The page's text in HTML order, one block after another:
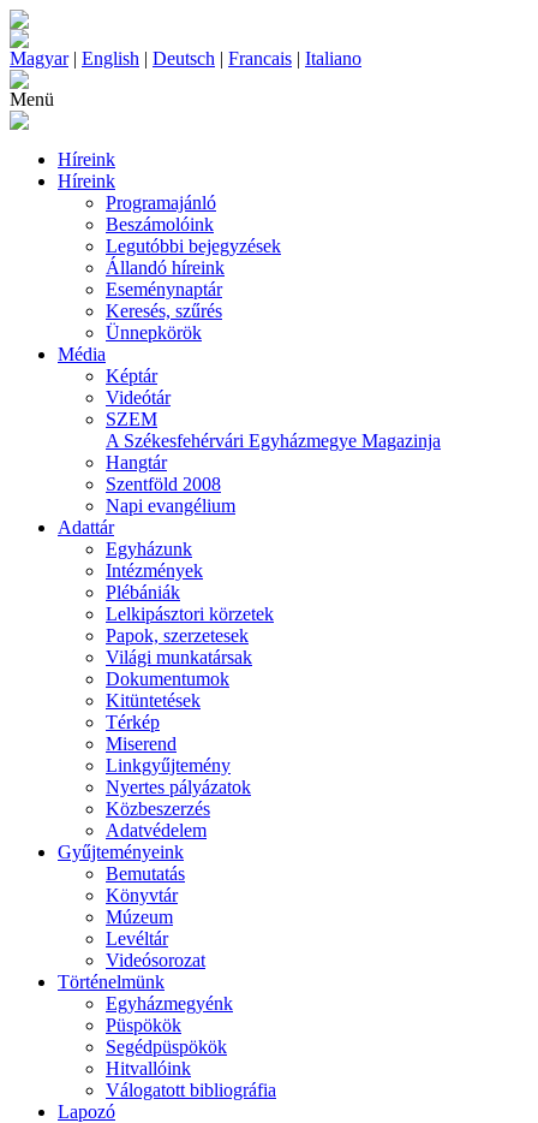
Magyar| English | Deutsch | Francais | Italiano
Menü
Híreink
Híreink
Programajánló
Beszámolóink
Legutóbbi bejegyzések
Állandó híreink
Eseménynaptár
Keresés, szűrés
Ünnepkörök
Média
Képtár
Videótár
SZEM
A Székesfehérvári Egyházmegye Magazinja
Hangtár
Szentföld 2008
Napi evangélium
Adattár
Egyházunk
Intézmények
Plébániák
Lelkipásztori körzetek
Papok, szerzetesek
Világi munkatársak
Dokumentumok
Kitüntetések
Térkép
Miserend
Linkgyűjtemény
Nyertes pályázatok
Közbeszerzés
Adatvédelem
Gyűjteményeink
Bemutatás
Könyvtár
Múzeum
Levéltár
Videósorozat
Történelmünk
Egyházmegyénk
Püspökök
Segédpüspökök
Hitvallóink
Válogatott bibliográfia
Lapozó